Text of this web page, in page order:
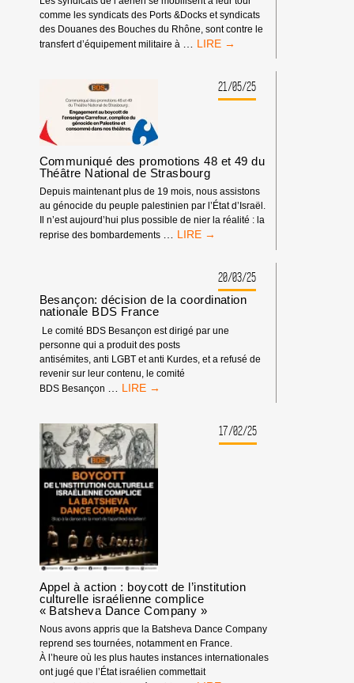
comme les syndicats des Ports &Docks et syndicats
des Douanes des Bouches du Rhône, sont contre le
transfert d’équipement militaire à
LES
MOBILISENT
CONTRE
GAZA
21/05/25
Communiqué des promotions 48 et 49 du
Théâtre National de Strasbourg
Depuis maintenant plus de 19 mois, nous assistons
au génocide du peuple palestinien par l’État d’Israël.
Il n’est aujourd’hui plus possible de nier la réalité : la
reprise des bombardements
COMMUNIQUÉ
49
THÉÂTRE
NATIONAL
DE
STRASBOURG
20/03/25
Besançon: décision de la coordination
nationale BDS France
Le comité BDS Besançon est dirigé par une
personne qui a produit des posts
antisémites, anti LGBT et anti Kurdes, et a refusé de
revenir sur leur contenu, le comité
BDS Besançon
BESANÇON:
LA
COORDINATION
NATIONALE
BDS
FRANCE
17/02/25
Appel à action : boycott de l’institution
culturelle israélienne complice
« Batsheva Dance Company »
Nous avons appris que la Batsheva Dance Company
reprend ses tournées, notamment en France.
À l’heure où les plus hautes instances internationales
ont jugé que l’État israélien commettait